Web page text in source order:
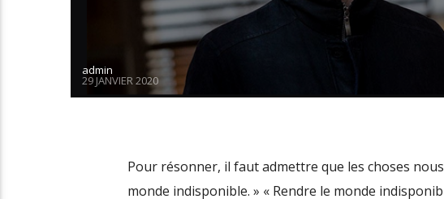
admin
29 JANVIER 2020
Pour résonner, il faut admettre que les choses
monde indisponible. » « Rendre le monde